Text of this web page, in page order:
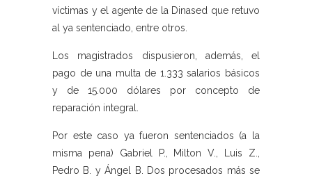
víctimas y el agente de la Dinased que retuvo
al ya sentenciado, entre otros.
Los magistrados dispusieron, además, el
pago de una multa de 1.333 salarios básicos
y de 15.000 dólares por concepto de
reparación integral.
Por este caso ya fueron sentenciados (a la
misma pena) Gabriel P., Milton V., Luis Z.,
Pedro B. y Ángel B. Dos procesados más se